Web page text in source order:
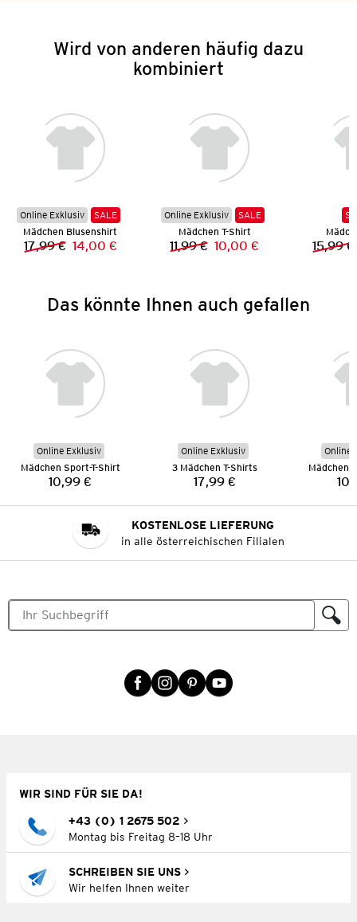
Wird von anderen häufig dazu
kombiniert
Online Exklusiv
SALE
Mädchen Blusenshirt
Vorheriger Preis:
17,99 € Neuer Preis:
14,00 €
Online Exklusiv
SALE
Mädchen T-Shirt
Vorheriger Preis:
11,99 € Neuer Preis:
10,00 € 15,99 €
Das könnte Ihnen auch gefallen
Online Exklusiv
Mädchen Sport-T-Shirt
Preis:
10,99 €
Online Exklusiv
3 Mädchen T-Shirts
Preis:
17,99 €
Online
Mädchen
KOSTENLOSE LIEFERUNG
in alle österreichischen Filialen
WIR SIND FÜR SIE DA!
+43 (0) 1 2675 502
Montag bis Freitag 8–18 Uhr
SCHREIBEN SIE UNS
Wir helfen Ihnen weiter